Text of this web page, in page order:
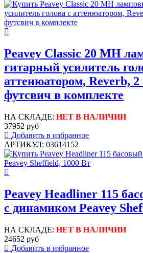
Peavey Classic 20 MH
гитарный усилитель
аттенюатором, Reverb, 2
футсвич в комплекте
НА СКЛАДЕ: НЕТ В НАЛИЧИИ
37952 руб
Добавить в избранное
АРТИКУЛ: 03614152
Peavey Headliner 115
с динамиком Peavey
НА СКЛАДЕ: НЕТ В НАЛИЧИИ
24652 руб
Добавить в избранное